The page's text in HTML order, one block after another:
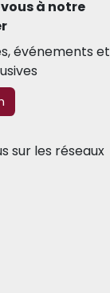
à notre
événements et
sur les réseaux